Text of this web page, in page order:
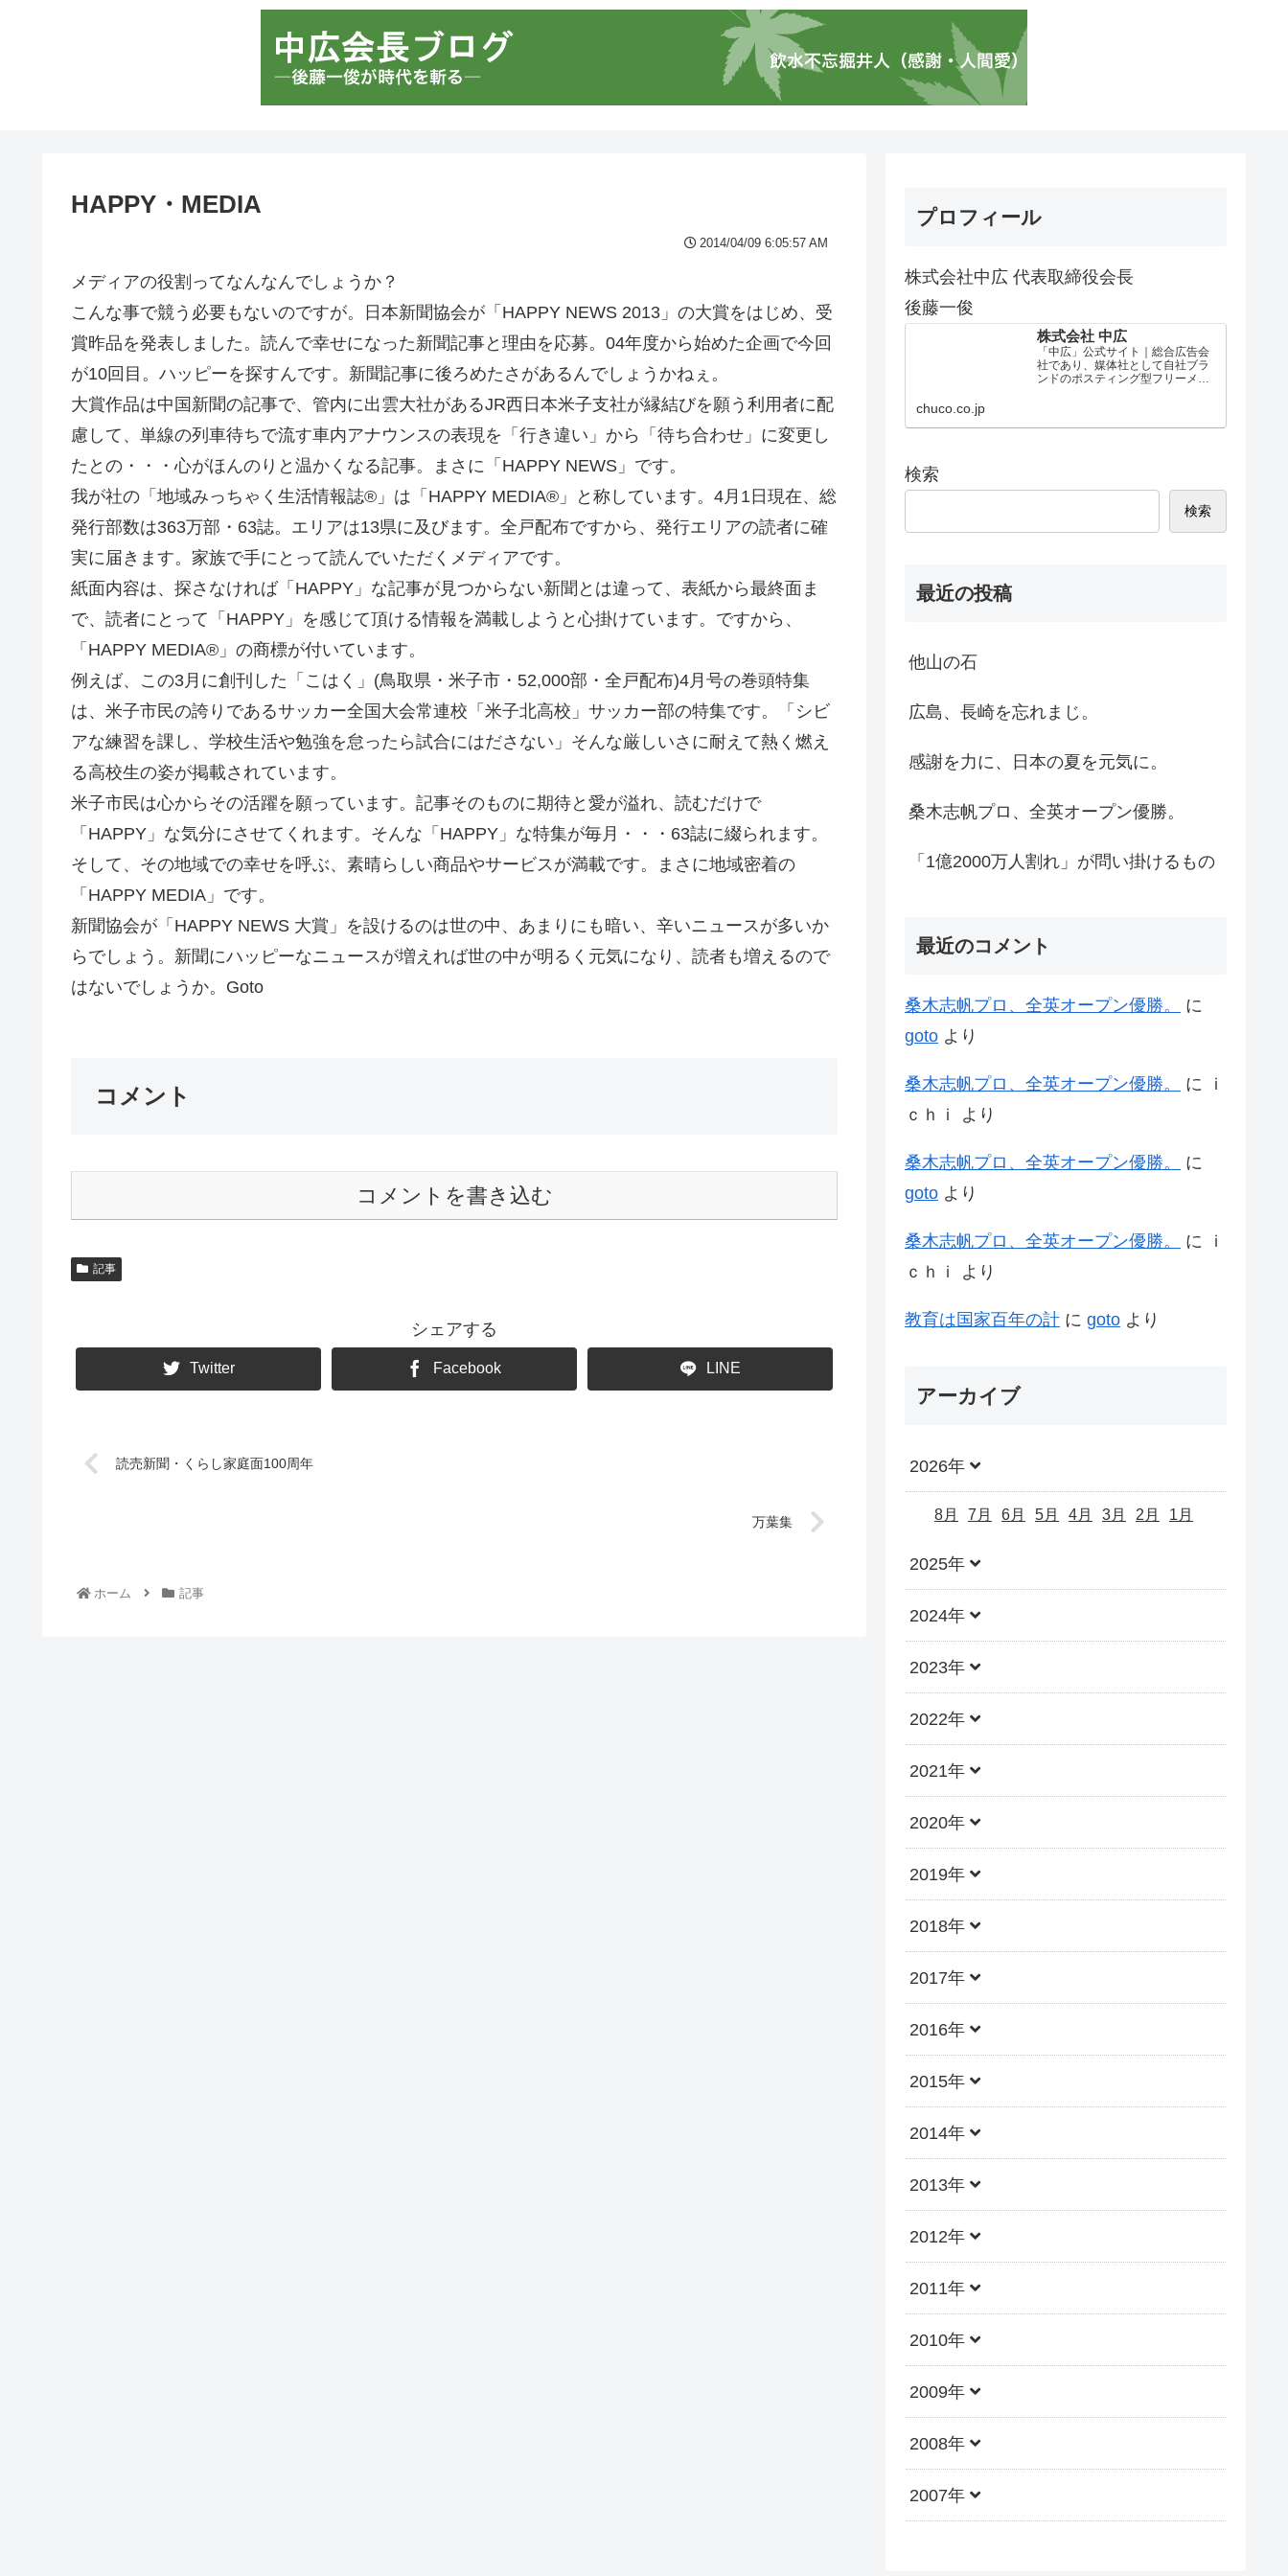
HAPPY・MEDIA
2014/04/09 6:05:57 AM
メディアの役割ってなんなんでしょうか？
こんな事で競う必要もないのですが。日本新聞協会が「HAPPY NEWS 2013」の大賞をはじめ、受
賞昨品を発表しました。読んで幸せになった新聞記事と理由を応募。04年度から始めた企画で今回
が10回目。ハッピーを探すんです。新聞記事に後ろめたさがあるんでしょうかねぇ。
大賞作品は中国新聞の記事で、管内に出雲大社があるJR西日本米子支社が縁結びを願う利用者に配
慮して、単線の列車待ちで流す車内アナウンスの表現を「行き違い」から「待ち合わせ」に変更し
たとの・・・心がほんのりと温かくなる記事。まさに「HAPPY NEWS」です。
我が社の「地域みっちゃく生活情報誌®」は「HAPPY MEDIA®」と称しています。4月1日現在、総
発行部数は363万部・63誌。エリアは13県に及びます。全戸配布ですから、発行エリアの読者に確
実に届きます。家族で手にとって読んでいただくメディアです。
紙面内容は、探さなければ「HAPPY」な記事が見つからない新聞とは違って、表紙から最終面ま
で、読者にとって「HAPPY」を感じて頂ける情報を満載しようと心掛けています。ですから、
「HAPPY MEDIA®」の商標が付いています。
例えば、この3月に創刊した「こはく」(鳥取県・米子市・52,000部・全戸配布)4月号の巻頭特集
は、米子市民の誇りであるサッカー全国大会常連校「米子北高校」サッカー部の特集です。「シビ
アな練習を課し、学校生活や勉強を怠ったら試合にはださない」そんな厳しいさに耐えて熱く燃え
る高校生の姿が掲載されています。
米子市民は心からその活躍を願っています。記事そのものに期待と愛が溢れ、読むだけで
「HAPPY」な気分にさせてくれます。そんな「HAPPY」な特集が毎月・・・63誌に綴られます。
そして、その地域での幸せを呼ぶ、素晴らしい商品やサービスが満載です。まさに地域密着の
「HAPPY MEDIA」です。
新聞協会が「HAPPY NEWS 大賞」を設けるのは世の中、あまりにも暗い、辛いニュースが多いか
らでしょう。新聞にハッピーなニュースが増えれば世の中が明るく元気になり、読者も増えるので
はないでしょうか。Goto
コメント
コメントを書き込む
記事
シェアする
Twitter Facebook LINE
読売新聞・くらし家庭面100周年
万葉集
ホーム 記事
プロフィール
株式会社中広 代表取締役会長
後藤一俊
株式会社 中広
「中広」公式サイト｜総合広告会
社であり、媒体社として自社ブラ
ンドのポスティング型フリーメデ
chuco.co.jp
検索
検索
最近の投稿
他山の石
広島、長崎を忘れまじ。
感謝を力に、日本の夏を元気に。
桑木志帆プロ、全英オープン優勝。
「1億2000万人割れ」が問い掛けるもの
最近のコメント
桑木志帆プロ、全英オープン優勝。
に
goto より
桑木志帆プロ、全英オープン優勝。 に
ｉ
ｃｈｉ
より
桑木志帆プロ、全英オープン優勝。
に
goto より
桑木志帆プロ、全英オープン優勝。 に
ｉ
ｃｈｉ
より
教育は国家百年の計 に goto より
アーカイブ
2026年
8月 7月 6月 5月 4月 3月 2月 1月
2025年
2024年
2023年
2022年
2021年
2020年
2019年
2018年
2017年
2016年
2015年
2014年
2013年
2012年
2011年
2010年
2009年
2008年
2007年